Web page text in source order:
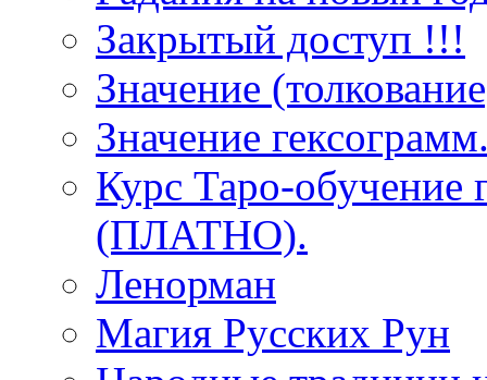
Закрытый доступ !!!
Значение
Значение
Курс Таро-обучение
(ПЛАТНО).
Ленорман
Магия Русских Рун